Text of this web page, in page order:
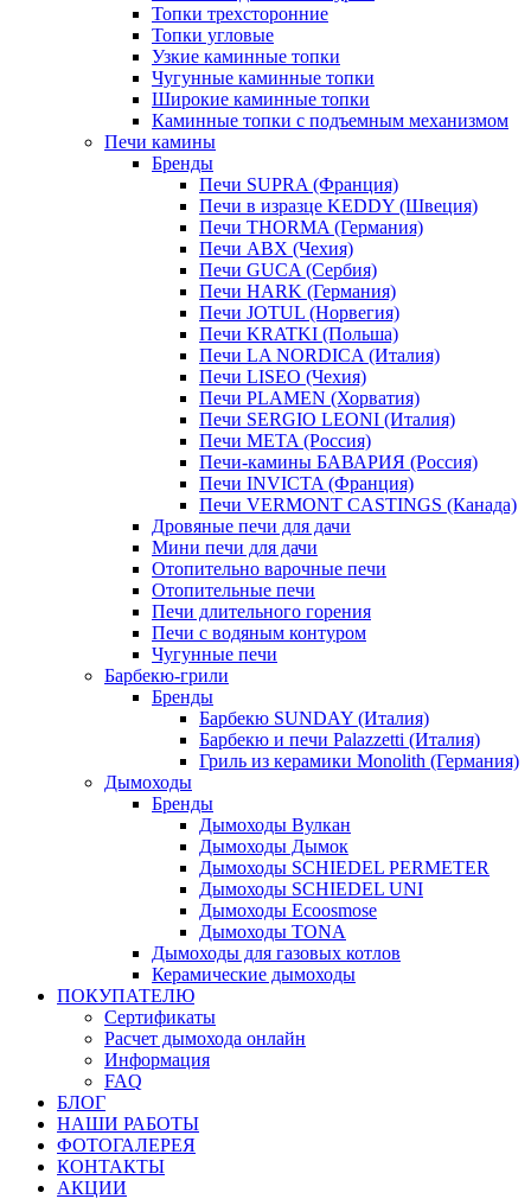
Топки трехсторонние
Топки угловые
Узкие каминные топки
Чугунные каминные топки
Широкие каминные топки
Каминные топки с подъемным механизмом
Печи камины
Бренды
Печи SUPRA (Франция)
Печи в изразце KEDDY (Швеция)
Печи THORMA (Германия)
Печи ABX (Чехия)
Печи GUCA (Сербия)
Печи HARK (Германия)
Печи JOTUL (Норвегия)
Печи KRATKI (Польша)
Печи LA NORDICA (Италия)
Печи LISEO (Чехия)
Печи PLAMEN (Хорватия)
Печи SERGIO LEONI (Италия)
Печи META (Россия)
Печи-камины БАВАРИЯ (Россия)
Печи INVICTA (Франция)
Печи VERMONT CASTINGS (Канада)
Дровяные печи для дачи
Мини печи для дачи
Отопительно варочные печи
Отопительные печи
Печи длительного горения
Печи с водяным контуром
Чугунные печи
Барбекю-грили
Бренды
Барбекю SUNDAY (Италия)
Барбекю и печи Palazzetti (Италия)
Гриль из керамики Monolith (Германия)
Дымоходы
Бренды
Дымоходы Вулкан
Дымоходы Дымок
Дымоходы SCHIEDEL PERMETER
Дымоходы SCHIEDEL UNI
Дымоходы Ecoosmose
Дымоходы TONA
Дымоходы для газовых котлов
Керамические дымоходы
ПОКУПАТЕЛЮ
Сертификаты
Расчет дымохода онлайн
Информация
FAQ
БЛОГ
НАШИ РАБОТЫ
ФОТОГАЛЕРЕЯ
КОНТАКТЫ
АКЦИИ